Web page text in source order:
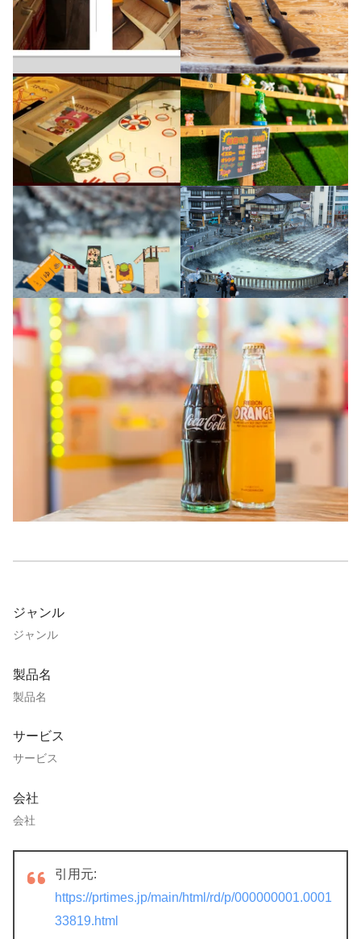
ジャンル
ジャンル
製品名
製品名
サービス
サービス
会社
会社
引用元:
https://prtimes.jp/main/html/rd/p/000000001.0001
33819.html